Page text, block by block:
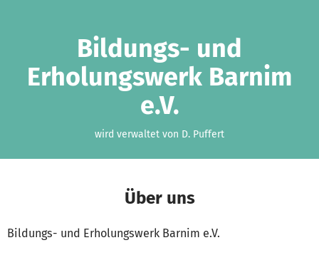
Bildungs- und
Erholungswerk Barnim
e.V.
wird verwaltet von D. Puffert
Über uns
Bildungs- und Erholungswerk Barnim e.V.